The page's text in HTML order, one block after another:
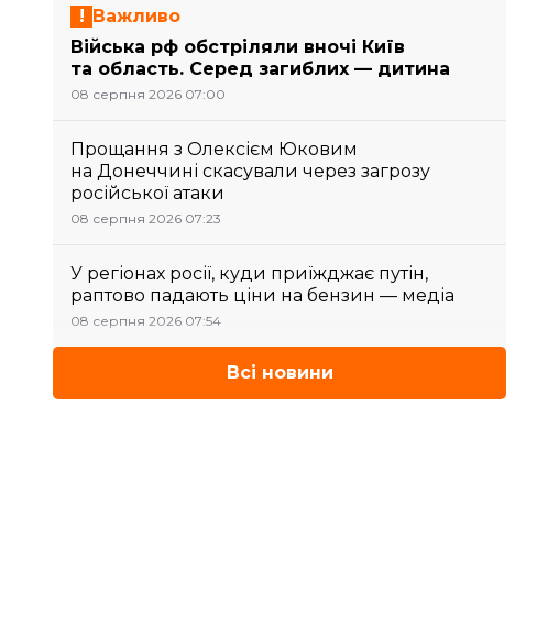
Важливо
Війська рф обстріляли вночі Київ
та область. Серед загиблих — дитина
08 серпня 2026 07:00
Прощання з Олексієм Юковим
на Донеччині скасували через загрозу
російської атаки
08 серпня 2026 07:23
У регіонах росії, куди приїжджає путін,
раптово падають ціни на бензин — медіа
08 серпня 2026 07:54
Всі новини